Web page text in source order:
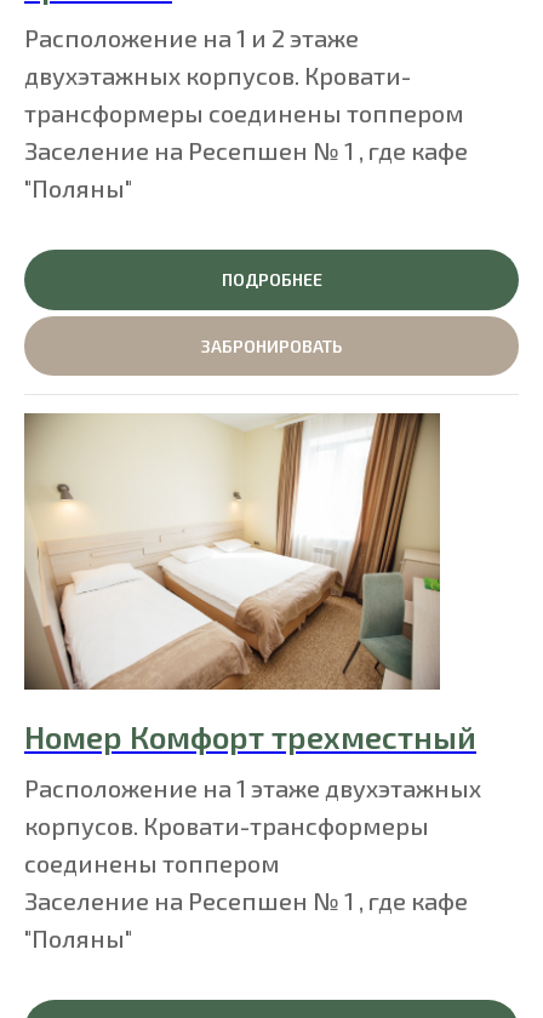
Расположение на 1 и 2 этаже
двухэтажных корпусов. Кровати-
трансформеры соединены топпером
Заселение на Ресепшен № 1 , где кафе
"Поляны"
ПОДРОБНЕЕ
ЗАБРОНИРОВАТЬ
Номер Комфорт трехместный
Расположение на 1 этаже двухэтажных
корпусов. Кровати-трансформеры
соединены топпером
Заселение на Ресепшен № 1 , где кафе
"Поляны"